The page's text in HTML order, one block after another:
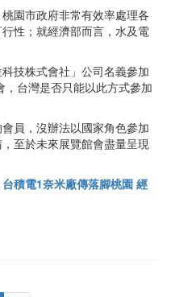
園市政府非常有效率處理各
性；就經濟部而言，水及電
技株式會社」公司名義參加
台灣是否只能以此方式參加
員，沒辦法以國家角色參加
至於未來展覽館會盡量呈現
台積電1奈米廠傳落腳桃園 經